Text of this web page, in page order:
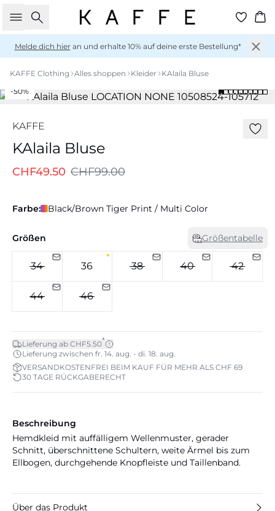
Suche
Melde dich hieran und erhalte 10% auf deine erste Bestellung*
KAFFE Clothing Alles shoppen Kleider KAlaila Bluse
-50%
KAFFE
KAlaila Bluse
CHF49.50 CHF99.00
Farbe: Black/Brown Tiger Print / Multi Color
Größen Größentabelle
34 36 38 40 42
44 46
Lieferung ab CHF5.50*
Lieferung zwischen fr. 14. aug. - di. 18. aug.
VERSANDKOSTENFREI BEIM KAUF FÜR MEHR ALS CHF 69
30 TAGE RÜCKGABERECHT
Beschreibung
Hemdkleid mit auffälligem Wellenmuster, gerader
Schnitt, überschnittene Schultern, weite Ärmel bis zum
Ellbogen, durchgehende Knopfleiste und Taillenband.
Über das Produkt